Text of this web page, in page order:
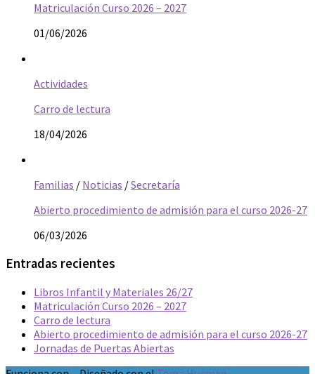
Matriculación Curso 2026 – 2027
01/06/2026
Actividades
Carro de lectura
18/04/2026
Familias / Noticias /Secretaría
Abierto procedimiento de admisión para el curso 2026-27
06/03/2026
Entradas recientes
Libros Infantil y Materiales 26/27
Matriculación Curso 2026 – 2027
Carro de lectura
Abierto procedimiento de admisión para el curso 2026-27
Jornadas de Puertas Abiertas